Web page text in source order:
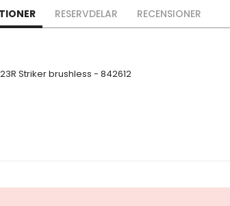
Striker brushless - 842612
RESERVDELAR RECENSIONER